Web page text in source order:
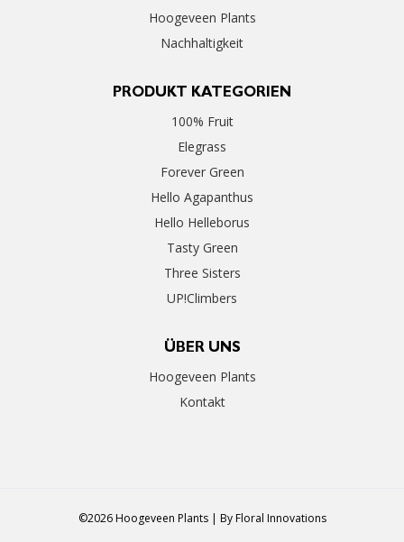
Hoogeveen Plants
Nachhaltigkeit
PRODUKT KATEGORIEN
100% Fruit
Elegrass
Forever Green
Hello Agapanthus
Hello Helleborus
Tasty Green
Three Sisters
UP!Climbers
ÜBER UNS
Hoogeveen Plants
Kontakt
©2026 Hoogeveen Plants | By Floral Innovations